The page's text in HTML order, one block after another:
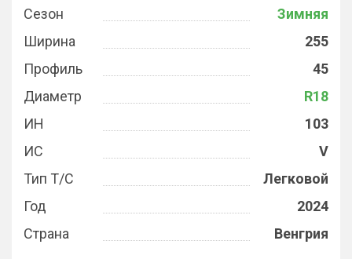
Сезон
Зимняя
Ширина
255
Профиль
45
Диаметр
R18
ИН
103
ИС
V
Тип Т/С
Легковой
Год
2024
Страна
Венгрия